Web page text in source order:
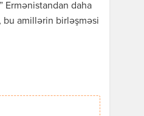
Ermənistandan daha
bu amillərin birləşməsi